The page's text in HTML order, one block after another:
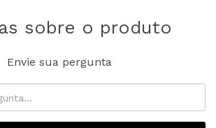
sobre o produto
Envie sua pergunta